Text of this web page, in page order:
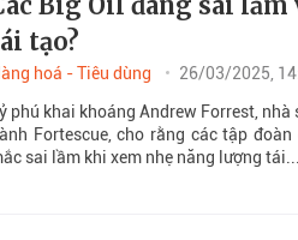
tạo?
hoá - Tiêu dùng
26/03/2025,
phú khai khoáng Andrew Forrest,
Fortescue, cho rằng các tập
sai lầm khi xem nhẹ năng lượng tái...